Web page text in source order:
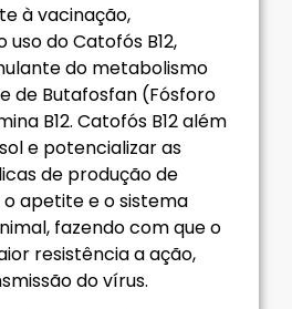
à vacinação,
do Catofós B12,
do metabolismo
de Butafosfan (Fósforo
B12. Catofós B12 além
e potencializar as
de produção de
apetite e o sistema
fazendo com que o
resistência a ação,
do vírus.